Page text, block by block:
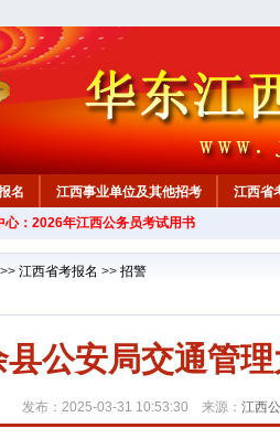
名 江西事业单位及其他招考 江西省
心：2026年江西公务员考试用书
>> 江西省考报名 >> 招警
公安局交通管
发布：2025-03-31 10:53:30 来源： 江西